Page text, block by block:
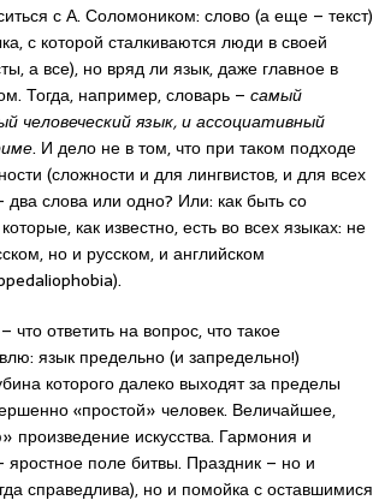
с А. Соломоником: слово (а еще – текст)
с которой сталкиваются люди в своей
а все), но вряд ли язык, даже главное в
Тогда, например, словарь – самый
человеческий язык, и ассоциативный
. И дело не в том, что при таком подходе
(сложности и для лингвистов, и для всех
слова или одно? Или: как быть со
как известно, есть во всех языках: не
но и русском, и английском
ответить на вопрос, что такое
язык предельно (и запредельно!)
которого далеко выходят за пределы
«простой» человек. Величайшее,
искусства. Гармония и
поле битвы. Праздник – но и
справедлива), но и помойка с оставшимися